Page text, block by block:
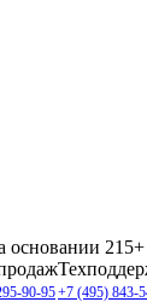
основании
90-95+7 (495) 843-